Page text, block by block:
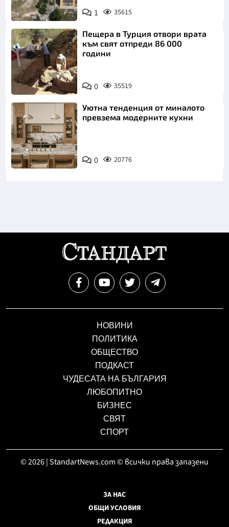
1 35615
Пещера в Турция отвори врата
към свят отпреди 86 000
години
0 35519
Уютна тенденция от миналото
превзема модерните кухни
0 20776
НОВИНИ
ПОЛИТИКА
ОБЩЕСТВО
ПОДКАСТ
ЧУДЕСАТА НА БЪЛГАРИЯ
ЛЮБОПИТНО
БИЗНЕС
СВЯТ
СПОРТ
© 2026 | StandartNews.com © всички права запазени
ЗА НАС
ОБЩИ УСЛОВИЯ
РЕДАКЦИЯ